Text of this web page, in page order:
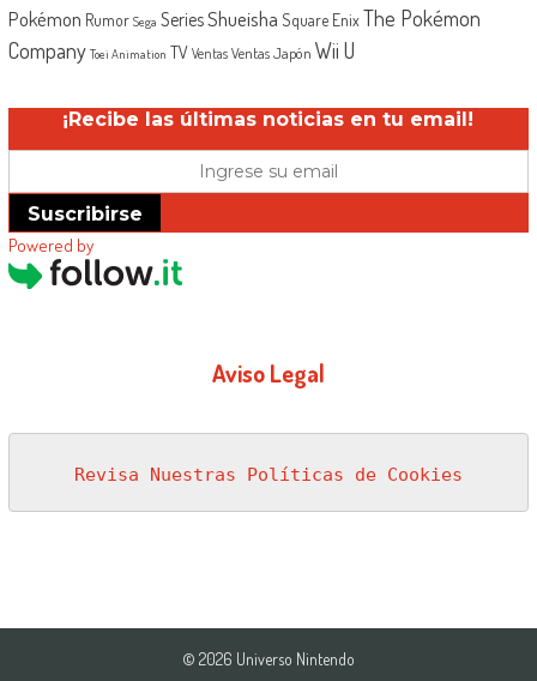
Pokémon Rumor Sega SeriesShueisha Square EnixThe Pokémon
Company Toei Animation TV Ventas Ventas Japón Wii U
¡Recibe las últimas noticias en tu email!
Suscribirse
Powered by
Aviso Legal
Revisa Nuestras Políticas de Cookies
© 2026 Universo Nintendo